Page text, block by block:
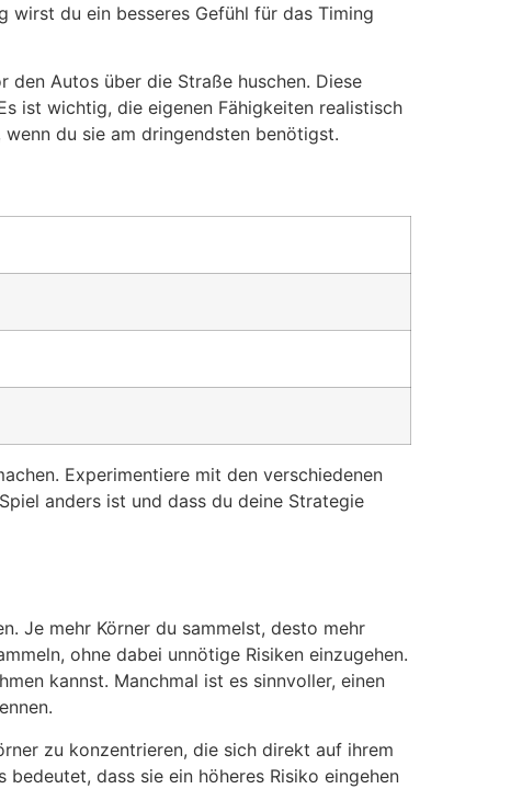
wirst du ein besseres Gefühl für das Timing
den Autos über die Straße huschen. Diese
ist wichtig, die eigenen Fähigkeiten realistisch
du sie am dringendsten benötigst.
Experimentiere mit den verschiedenen
anders ist und dass du deine Strategie
Je mehr Körner du sammelst, desto mehr
ohne dabei unnötige Risiken einzugehen.
kannst. Manchmal ist es sinnvoller, einen
zu konzentrieren, die sich direkt auf ihrem
dass sie ein höheres Risiko eingehen